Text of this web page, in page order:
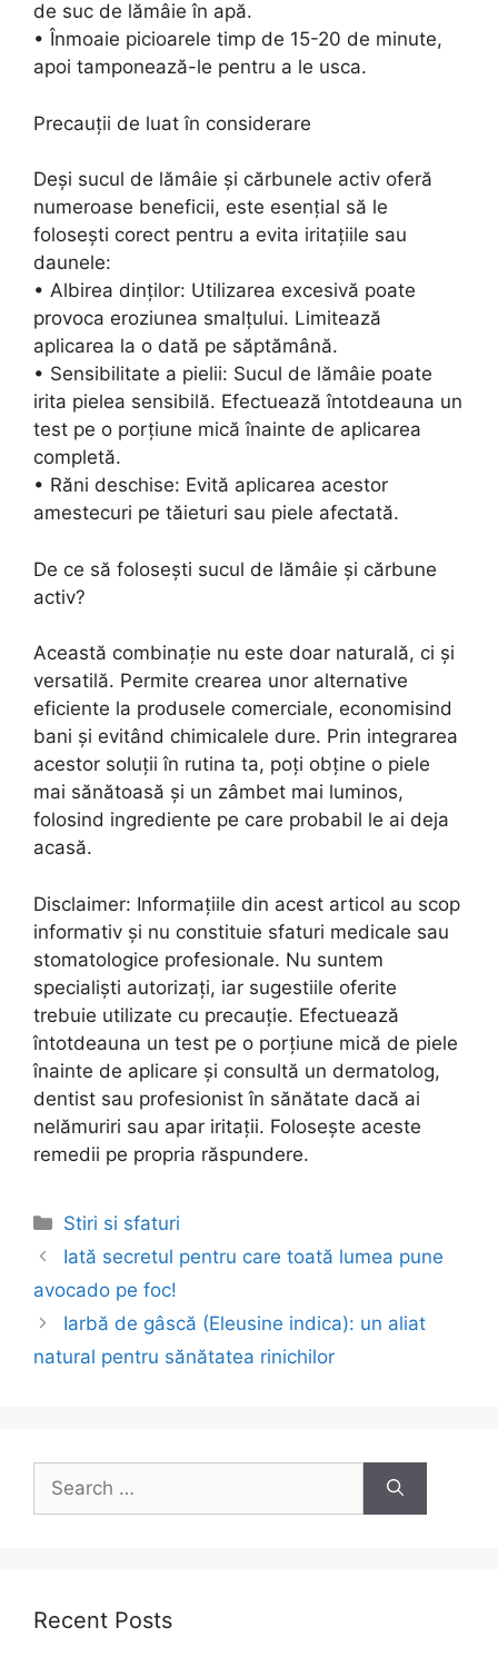
de suc de lămâie în apă.
• Înmoaie picioarele timp de 15-20 de minute,
apoi tamponează-le pentru a le usca.
Precauții de luat în considerare
Deși sucul de lămâie și cărbunele activ oferă
numeroase beneficii, este esențial să le
folosești corect pentru a evita iritațiile sau
daunele:
• Albirea dinților: Utilizarea excesivă poate
provoca eroziunea smalțului. Limitează
aplicarea la o dată pe săptămână.
• Sensibilitate a pielii: Sucul de lămâie poate
irita pielea sensibilă. Efectuează întotdeauna un
test pe o porțiune mică înainte de aplicarea
completă.
• Răni deschise: Evită aplicarea acestor
amestecuri pe tăieturi sau piele afectată.
De ce să folosești sucul de lămâie și cărbune
activ?
Această combinație nu este doar naturală, ci și
versatilă. Permite crearea unor alternative
eficiente la produsele comerciale, economisind
bani și evitând chimicalele dure. Prin integrarea
acestor soluții în rutina ta, poți obține o piele
mai sănătoasă și un zâmbet mai luminos,
folosind ingrediente pe care probabil le ai deja
acasă.
Disclaimer: Informațiile din acest articol au scop
informativ și nu constituie sfaturi medicale sau
stomatologice profesionale. Nu suntem
specialiști autorizați, iar sugestiile oferite
trebuie utilizate cu precauție. Efectuează
întotdeauna un test pe o porțiune mică de piele
înainte de aplicare și consultă un dermatolog,
dentist sau profesionist în sănătate dacă ai
nelămuriri sau apar iritații. Folosește aceste
remedii pe propria răspundere.
Categories
Stiri si sfaturi
Post
navigation
Iată secretul pentru care toată lumea pune
avocado pe foc!
Iarbă de gâscă (Eleusine indica): un aliat
natural pentru sănătatea rinichilor
for:
Recent Posts